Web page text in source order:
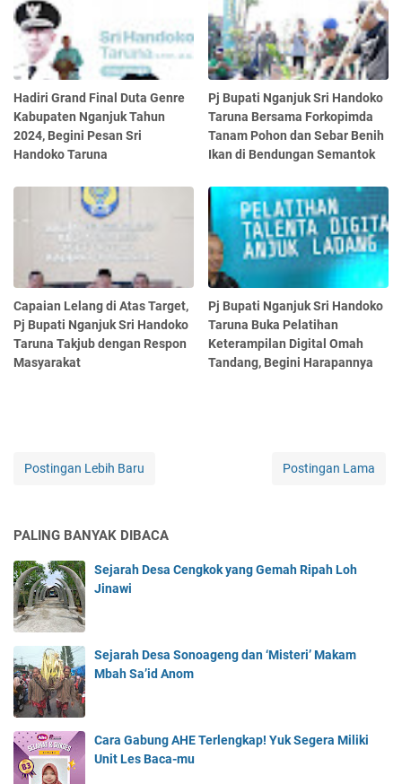
Hadiri Grand Final Duta Genre
Kabupaten Nganjuk Tahun
2024, Begini Pesan Sri
Handoko Taruna
Pj Bupati Nganjuk Sri Handoko
Taruna Bersama Forkopimda
Tanam Pohon dan Sebar Benih
Ikan di Bendungan Semantok
Capaian Lelang di Atas Target,
Pj Bupati Nganjuk Sri Handoko
Taruna Takjub dengan Respon
Masyarakat
Pj Bupati Nganjuk Sri Handoko
Taruna Buka Pelatihan
Keterampilan Digital Omah
Tandang, Begini Harapannya
Postingan Lebih Baru Postingan Lama
PALING BANYAK DIBACA
Sejarah Desa Cengkok yang Gemah Ripah Loh
Jinawi
Sejarah Desa Sonoageng dan ‘Misteri’ Makam
Mbah Sa’id Anom
Cara Gabung AHE Terlengkap! Yuk Segera Miliki
Unit Les Baca-mu